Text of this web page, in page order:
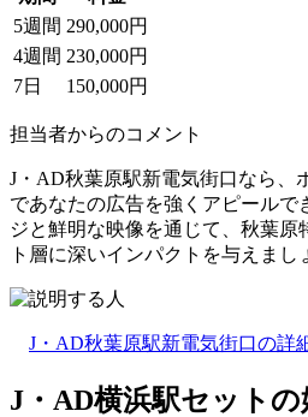
5週間 290,000円
4週間 230,000円
7日
150,000円
担当者からのコメント
J・AD秋葉原駅新電気街口なら、
であなたの広告を強くアピールで
ジと鮮明な映像を通じて、秋葉原
ト層に深いインパクトを与えまし
J・AD秋葉原駅新電気街口の詳
J・AD横浜駅セットの